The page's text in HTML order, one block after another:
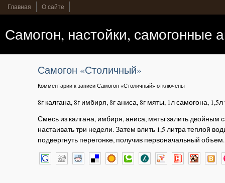
Главная О сайте
Самогон, настойки, самогонные
Самогон «Столичный»
Комментарии к записи Самогон «Столичный» отключены
8г калгана, 8г имбиря, 8г аниса, 8г мяты, 1л самогона,
Смесь из калгана, имбиря, аниса, мяты залить двойным
настаивать три недели. Затем влить 1,5 литра теплой
подвергнуть перегонке, получив первоначальный объем.